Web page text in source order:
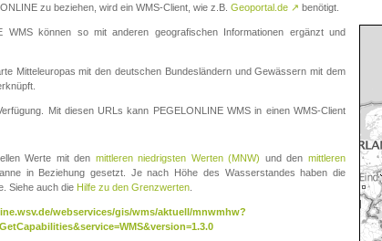
zu beziehen, wird ein WMS-Client, wie z.B. Geoportal.de ↗ benötigt.
WMS können so mit anderen geografischen Informationen ergänzt und
Mitteleuropas mit den deutschen Bundesländern und Gewässern mit dem
Mit diesen URLs kann PEGELONLINE WMS in einen WMS-Client
Werte mit den mittleren niedrigsten Werten (MNW) und denmittleren
in Beziehung gesetzt. Je nach Höhe des Wasserstandes haben die
Siehe auch die Hilfe zu den Grenzwerten
webservices/gis/wms/aktuell/mnwmhw?